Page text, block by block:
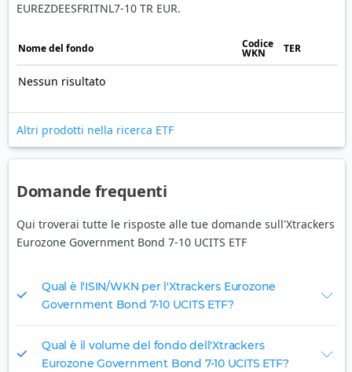
EUREZDEESFRITNL7-10 TR EUR.
Nome del fondo Codice
WKN TER
Nessun risultato
Altri prodotti nella ricerca ETF
Domande frequenti
Qui troverai tutte le risposte alle tue domande sull'Xtrackers
Eurozone Government Bond 7-10 UCITS ETF
Qual è l'ISIN/WKN per l'Xtrackers Eurozone
Government Bond 7-10 UCITS ETF?
Qual è il volume del fondo dell'Xtrackers
Eurozone Government Bond 7-10 UCITS ETF?